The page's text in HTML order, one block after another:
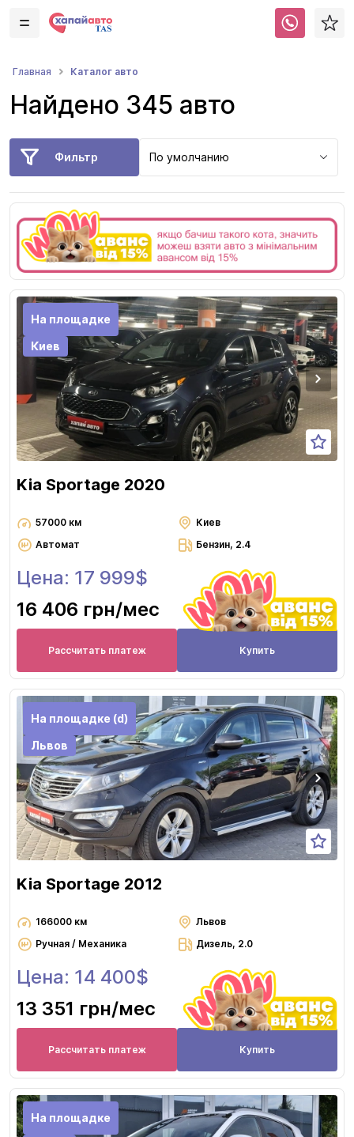
Главная Каталог авто
Найдено 345 авто
Фильтр По умолчанию
На площадке
Киев
Kia Sportage 2020
57000 км
Киев
Автомат
Бензин, 2.4
Цена: 17 999$
16 406 грн/мес
Рассчитать платеж Купить
На площадке (d)
Львов
Kia Sportage 2012
166000 км
Львов
Ручная / Механика
Дизель, 2.0
Цена: 14 400$
13 351 грн/мес
Рассчитать платеж Купить
На площадке